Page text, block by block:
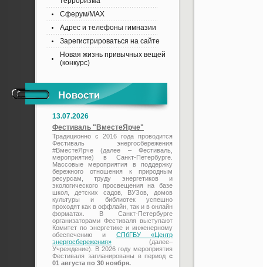
Сферум/MAX
Адрес и телефоны гимназии
Зарегистрироваться на сайте
Новая жизнь привычных вещей
(конкурс)
13.07.2026
Фестиваль "ВместеЯрче"
Традиционно с 2016 года проводится
Фестиваль энергосбережения
#ВместеЯрче (далее – Фестиваль,
мероприятие) в Санкт-Петербурге.
Массовые мероприятия в поддержку
бережного отношения к природным
ресурсам, труду энергетиков и
экологического просвещения на базе
школ, детских садов, ВУЗов, домов
культуры и библиотек успешно
проходят как в оффлайн, так и в онлайн
форматах. В Санкт-Петербурге
организаторами Фестиваля выступают
Комитет по энергетике и инженерному
обеспечению и СПбГБУ «Центр
энергосбережения» (далее–
Учреждение). В 2026 году мероприятия
Фестиваля запланированы в период с
01 августа по 30 ноября.